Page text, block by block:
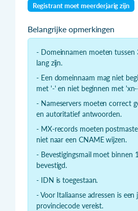
Registrant moet meerderjarig zijn
Belangrijke opmerkingen
- Domeinnamen moeten tussen
lang zijn.
- Een domeinnaam mag niet
met '-' en niet beginnen met
- Nameservers moeten correct
en autoritatief antwoorden.
- MX-records moeten
niet naar een CNAME wijzen.
- Bevestigingsmail moet binnen
bevestigd.
- IDN is toegestaan.
- Voor Italiaanse adressen is
provinciecode vereist.